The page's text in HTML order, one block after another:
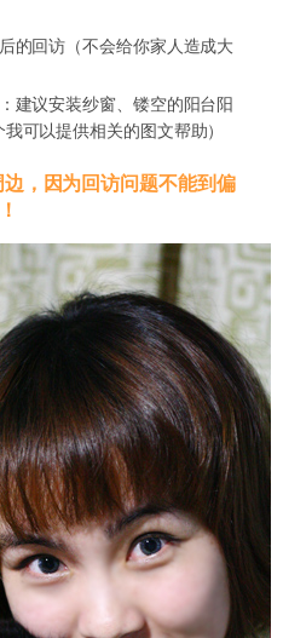
的回访（不会给你家人造成大
建议安装纱窗、镂空的阳台阳
可以提供相关的图文帮助）
，因为回访问题不能到偏